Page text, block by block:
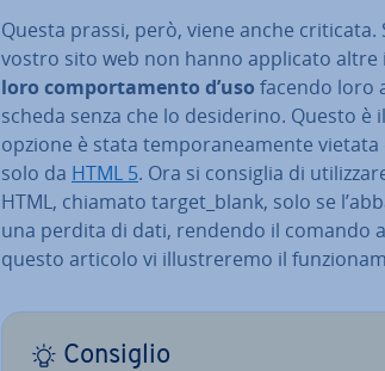
Questa prassi, però, viene anche
vostro sito web non hanno applicato altre
loro com­por­ta­men­to d’uso facendo loro
scheda senza che lo de­si­de­ri­no. Questo
opzione è stata tem­po­ra­nea­men­te
solo da HTML 5. Ora si consiglia di
HTML, chiamato target_blank, solo se
una perdita di dati, rendendo il comando
questo articolo vi il­lu­stre­re­mo il
Consiglio